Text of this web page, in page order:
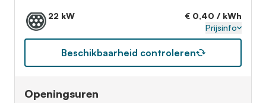
22 kW
€ 0,40 / kWh
Prijsinfo
Beschikbaarheid controleren
Openingsuren